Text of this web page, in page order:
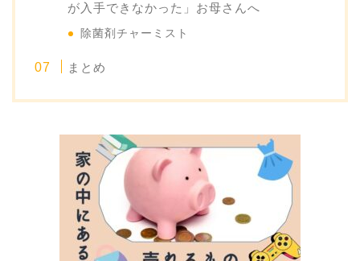
が入手できなかった」お母さんへ
除菌剤チャーミスト
まとめ